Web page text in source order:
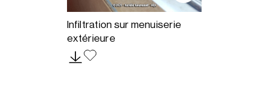
Infiltration sur menuiserie
extérieure